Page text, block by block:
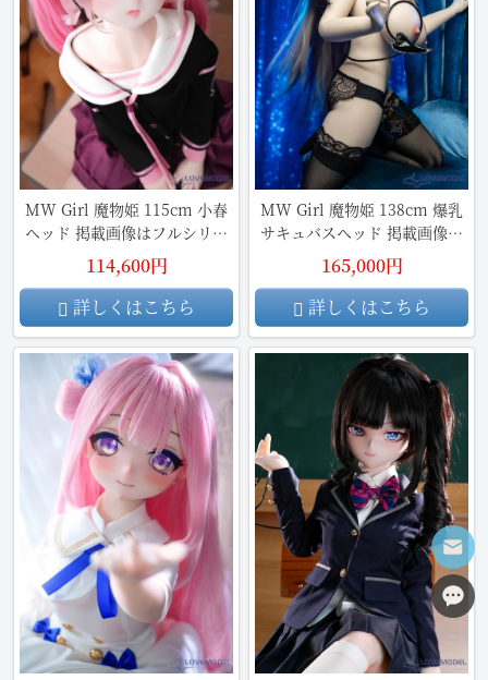
MW Girl 魔物姫 115cm 小春
ヘッド 掲載画像はフルシリコ
ン製
114,600円
詳しくはこちら
MW Girl 魔物姫 138cm 爆乳
サキュバスヘッド 掲載画像は
フルシリコン製
165,000円
詳しくはこちら